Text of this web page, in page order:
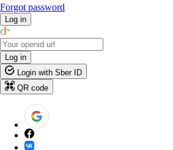
Forgot password
Log in
Log in
Login with Sber ID
QR code